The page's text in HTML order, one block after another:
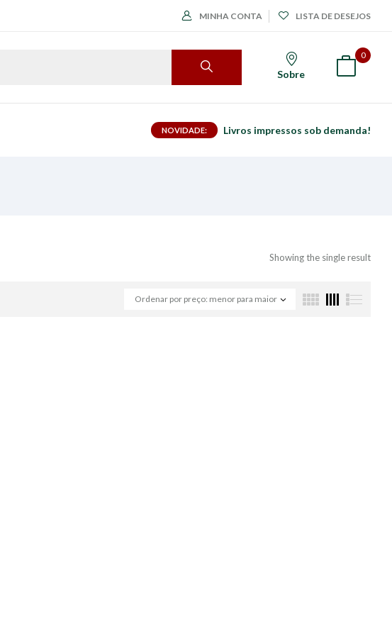
MINHA CONTA LISTA DE DESEJOS
Sobre
0
NOVIDADE: Livros impressos sob demanda!
Showing the single result
Ordenar por preço: menor para maior